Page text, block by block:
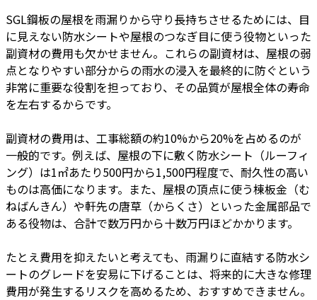
SGL鋼板の屋根を雨漏りから守り長持ちさせるためには、目
に見えない防水シートや屋根のつなぎ目に使う役物といった
副資材の費用も欠かせません。これらの副資材は、屋根の弱
点となりやすい部分からの雨水の浸入を最終的に防ぐという
非常に重要な役割を担っており、その品質が屋根全体の寿命
を左右するからです。
副資材の費用は、工事総額の約10%から20%を占めるのが
一般的です。例えば、屋根の下に敷く防水シート（ルーフィ
ング）は1㎡あたり500円から1,500円程度で、耐久性の高い
ものは高価になります。また、屋根の頂点に使う棟板金（む
ねばんきん）や軒先の唐草（からくさ）といった金属部品で
ある役物は、合計で数万円から十数万円ほどかかります。
たとえ費用を抑えたいと考えても、雨漏りに直結する防水シ
ートのグレードを安易に下げることは、将来的に大きな修理
費用が発生するリスクを高めるため、おすすめできません。